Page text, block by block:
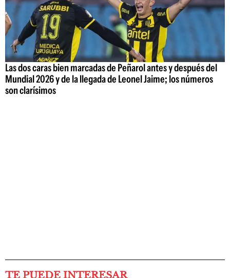
Las dos caras bien marcadas de Peñarol antes y después del
Mundial 2026 y de la llegada de Leonel Jaime; los números
son clarísimos
TE PUEDE INTERESAR